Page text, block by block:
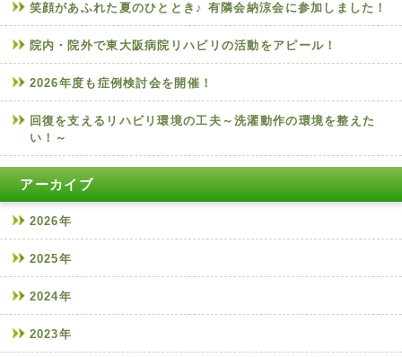
笑顔があふれた夏のひととき♪ 有隣会納涼会に参加しました！
院内・院外で東大阪病院リハビリの活動をアピール！
2026年度も症例検討会を開催！
回復を支えるリハビリ環境の工夫～洗濯動作の環境を整えた
い！～
アーカイブ
2026年
2025年
2024年
2023年